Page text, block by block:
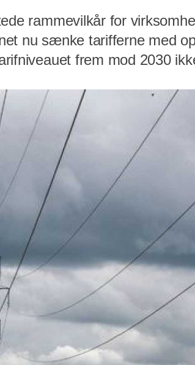
rammevilkår for
nu sænke tarifferne med
frem mod 2030